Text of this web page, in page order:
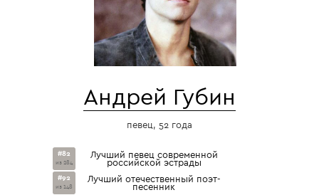
Андрей Губин
певец, 52 года
#82
из 284
Лучший певец современной
российской эстрады
#92
из 148
Лучший отечественный поэт-
песенник